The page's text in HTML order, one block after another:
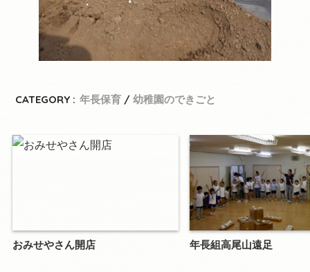
CATEGORY : 年長保育 幼稚園のできごと
おみせやさん開店 年長組高尾山遠足